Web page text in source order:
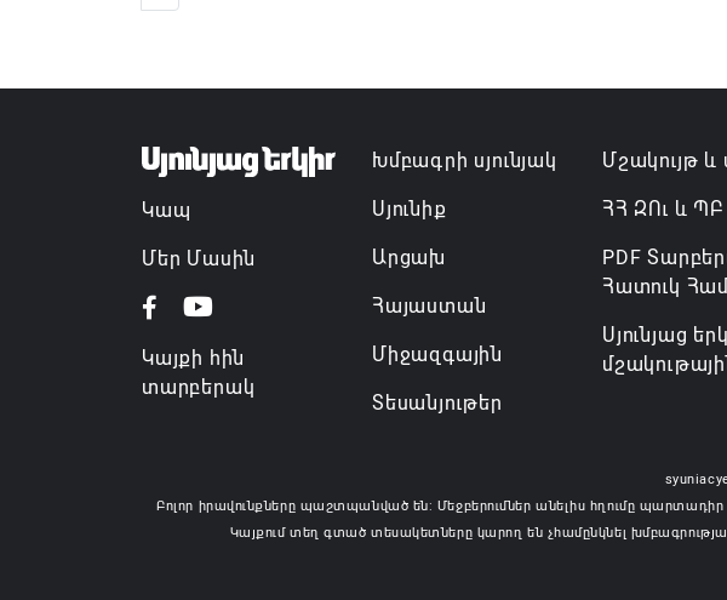
Կապ
Մեր Մասին
Կայքի հին
տարբերակ
Խմբագրի սյունյակ
Սյունիք
Արցախ
Հայաստան
Միջազգային
Տեսանյութեր
Մշակույթ
ՀՀ ԶՈւ և ՊԲ
PDF
Հատուկ
Սյունյաց
Բոլոր իրավունքները պաշտպանված են: Մեջբերումներ անելիս հղումը
Կայքում տեղ գտած տեսակետները կարող են չհամընկնել